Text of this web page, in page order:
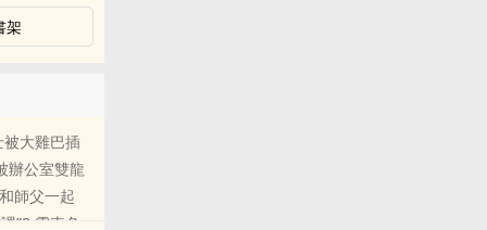
架
大雞巴插
辦公室雙龍
師父一起
”8.電車色